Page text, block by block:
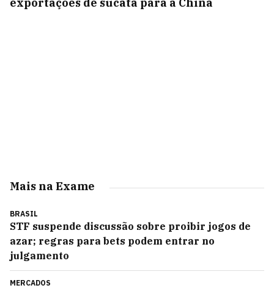
Mais na Exame
BRASIL
STF suspende discussão sobre proibir jogos de
azar; regras para bets podem entrar no
julgamento
MERCADOS